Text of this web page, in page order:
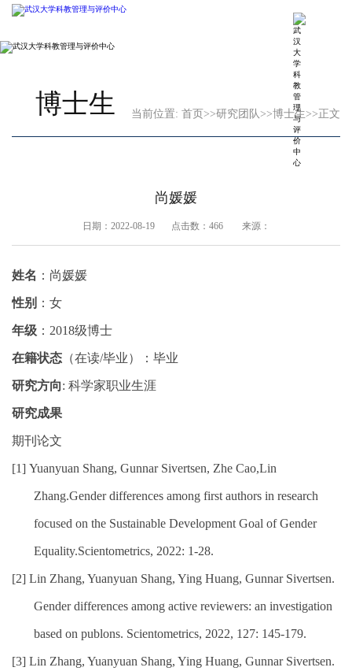
当前位置: 首页 >>研究团队>>博士生>> 正文
博士生
尚媛媛
日期：2022-08-19 点击数： 466来源：
姓名 ：尚媛媛
性别 ：女
年级 ： 2018级博士
在籍状态 （在读/毕业） ：毕业
研究方向: 科学家职业生涯
研究成果
期刊论文
[1] Yuanyuan Shang, Gunnar Sivertsen, Zhe Cao,Lin
Zhang.Gender differences among first authors in research
focused on the Sustainable Development Goal of Gender
Equality.Scientometrics, 2022: 1-28.
[2] Lin Zhang, Yuanyuan Shang, Ying Huang, Gunnar Sivertsen.
Gender differences among active reviewers: an investigation
based on publons. Scientometrics, 2022, 127: 145-179.
[3] Lin Zhang, Yuanyuan Shang, Ying Huang, Gunnar Sivertsen.